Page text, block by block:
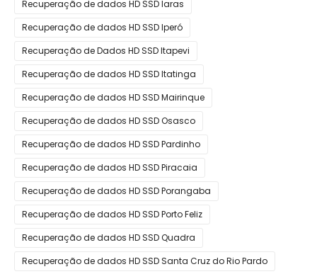
Recuperação de dados HD SSD Iaras
Recuperação de dados HD SSD Iperó
Recuperação de Dados HD SSD Itapevi
Recuperação de dados HD SSD Itatinga
Recuperação de dados HD SSD Mairinque
Recuperação de dados HD SSD Osasco
Recuperação de dados HD SSD Pardinho
Recuperação de dados HD SSD Piracaia
Recuperação de dados HD SSD Porangaba
Recuperação de dados HD SSD Porto Feliz
Recuperação de dados HD SSD Quadra
Recuperação de dados HD SSD Santa Cruz do Rio Pardo